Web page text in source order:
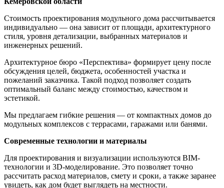
Стоимость проектирования модульного дома рассчитывается
индивидуально — она зависит от площади, архитектурного
стиля, уровня детализации, выбранных материалов и
инженерных решений.
Архитектурное бюро «Перспектива» формирует цену после
обсуждения целей, бюджета, особенностей участка и
пожеланий заказчика. Такой подход позволяет создать
оптимальный баланс между стоимостью, качеством и
эстетикой.
Мы предлагаем гибкие решения — от компактных домов до
модульных комплексов с террасами, гаражами или банями.
Современные технологии и материалы
Для проектирования и визуализации используются BIM-
технологии и 3D-моделирование. Это позволяет точно
рассчитать расход материалов, смету и сроки, а также заранее
увидеть, как дом будет выглядеть на местности.